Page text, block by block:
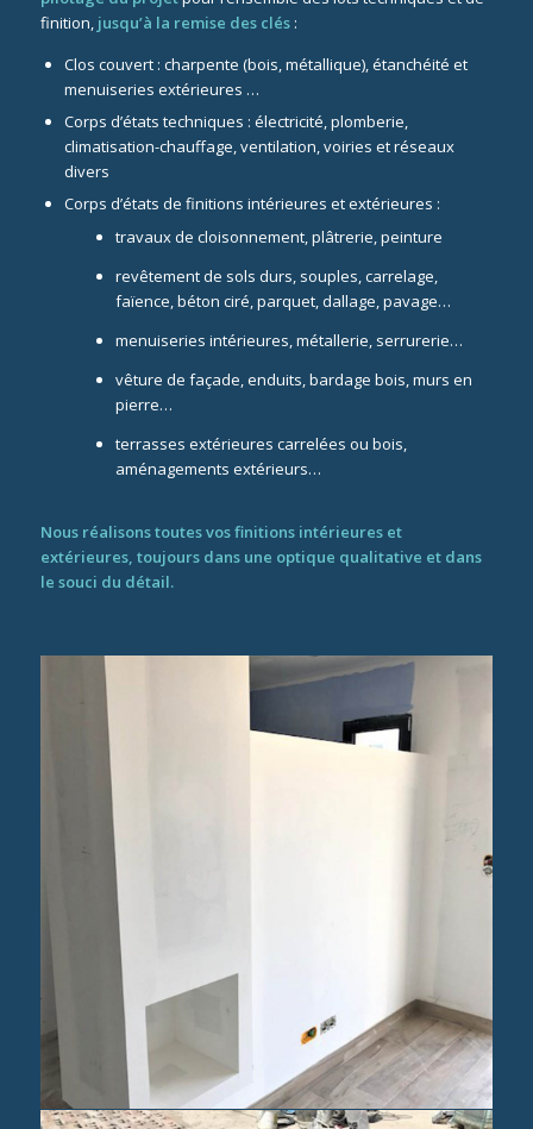
finition, jusqu’à la remise des clés:
Clos couvert : charpente (bois, métallique), étanchéité et
menuiseries extérieures …
Corps d’états techniques : électricité, plomberie,
climatisation-chauffage, ventilation, voiries et réseaux
divers
Corps d’états de finitions intérieures et extérieures :
travaux de cloisonnement, plâtrerie, peinture
revêtement de sols durs, souples, carrelage,
faïence, béton ciré, parquet, dallage, pavage…
menuiseries intérieures, métallerie, serrurerie…
vêture de façade, enduits, bardage bois, murs en
pierre…
terrasses extérieures carrelées ou bois,
aménagements extérieurs…
Nous réalisons toutes vos finitions intérieures et
extérieures, toujours dans une optique qualitative et dans
le souci du détail.